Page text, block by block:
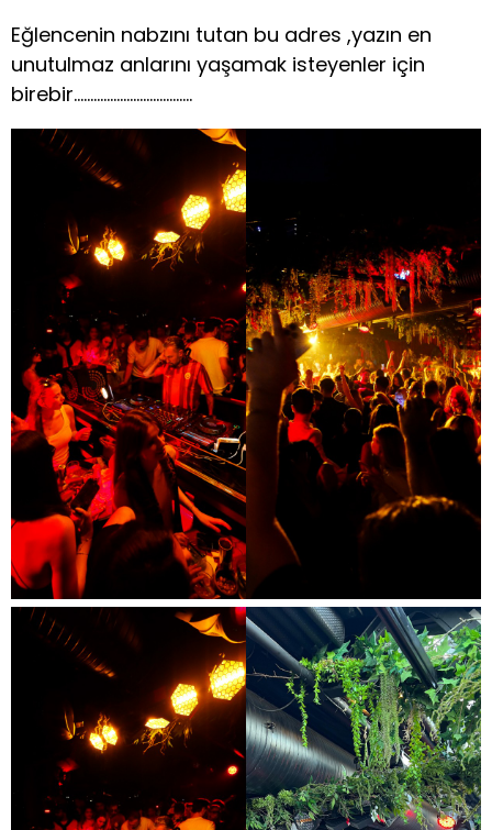
Eğlencenin nabzını tutan bu adres ,yazın en
unutulmaz anlarını yaşamak isteyenler için
birebir………………………………